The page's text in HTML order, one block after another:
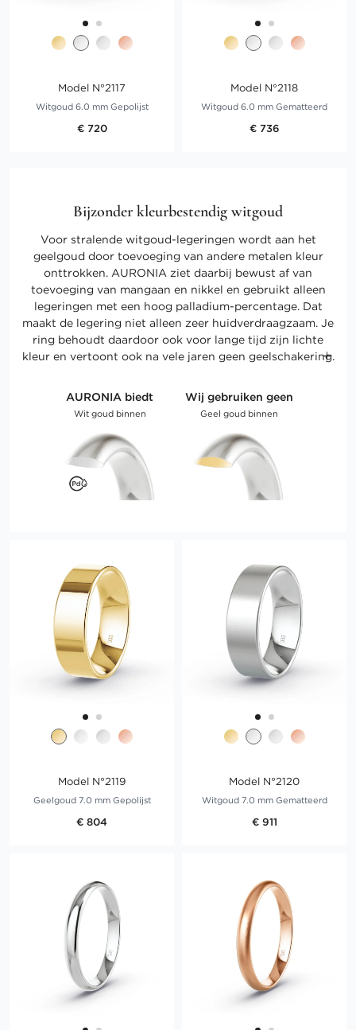
Model N°2117
Witgoud 6.0 mm Gepolijst
€ 720
Model N°2118
Witgoud 6.0 mm Gematteerd
€ 736
Bijzonder kleurbestendig witgoud
Voor stralende witgoud-legeringen wordt aan het
geelgoud door toevoeging van andere metalen kleur
onttrokken. AURONIA ziet daarbij bewust af van
toevoeging van mangaan en nikkel en gebruikt alleen
legeringen met een hoog palladium-percentage. Dat
maakt de legering niet alleen zeer huidverdraagzaam. Je
ring behoudt daardoor ook voor lange tijd zijn lichte
kleur en vertoont ook na vele jaren geen geelschakering.
AURONIA biedt
Wit goud binnen
Wij gebruiken geen
Geel goud binnen
Model N°2119
Geelgoud 7.0 mm Gepolijst
€ 804
Model N°2120
Witgoud 7.0 mm Gematteerd
€ 911